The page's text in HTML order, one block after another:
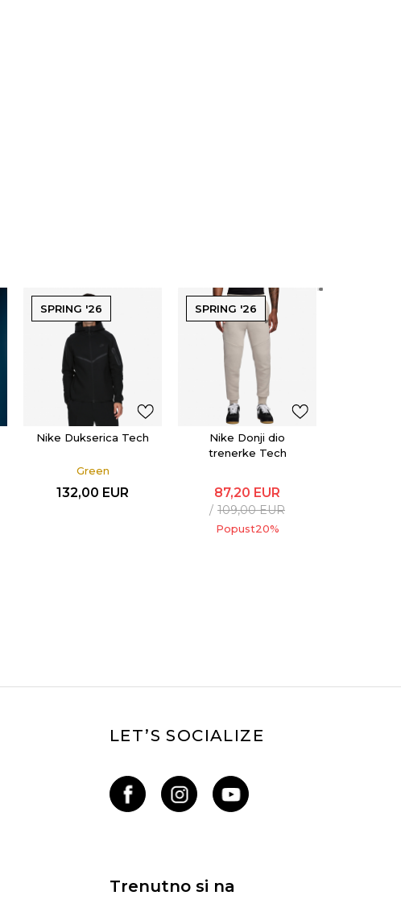
SPRING '26
Nike Dukserica Tech
Green
132,00 EUR
SPRING '26
Nike Donji dio
trenerke Tech
87,20 EUR
109,00EUR
Popust20%
LET’S SOCIALIZE
Trenutno si na